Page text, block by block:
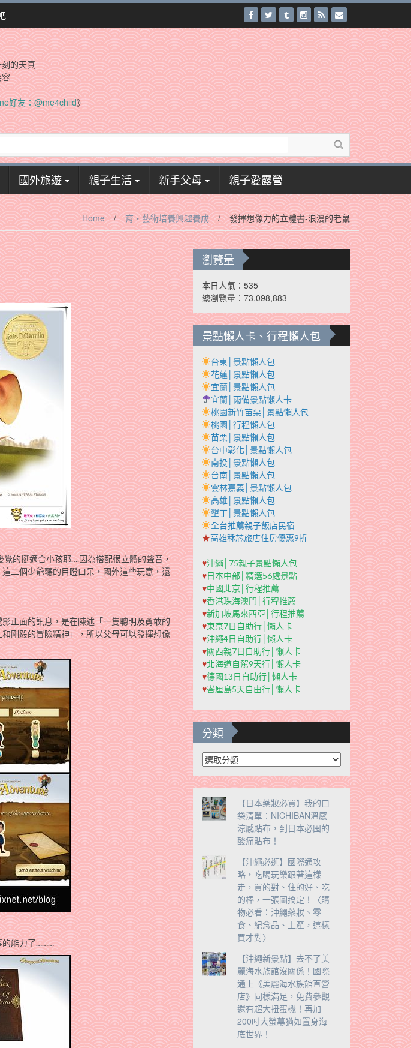
的天真
好友：@me4child》
國外旅遊 親子生活 新手父母 親子愛露營
Home / 育‧藝術培養興趣養成 / 發揮想像力的立體書-浪漫的老鼠
覺的挺適合小孩耶….因為搭配很立體的聲音，
二個少爺聽的目瞪口呆，國外這些玩意，還
正面的訊息，是在陳述「一隻聰明及勇敢的
剛毅的冒險精神」，所以父母可以發揮想像
的能力了………
瀏覽量
本日人氣：535
總瀏覽量：73,098,883
景點懶人卡、行程懶人包
台東│景點懶人包
花蓮│景點懶人包
宜蘭│景點懶人包
宜蘭│雨備景點懶人卡
桃園新竹苗栗│景點懶人包
桃園│行程懶人包
苗栗│景點懶人包
台中彰化│景點懶人包
南投│景點懶人包
台南│景點懶人包
雲林嘉義│景點懶人包
高雄│景點懶人包
墾丁│景點懶人包
全台推薦親子飯店民宿
★高雄秝芯旅店住房優惠9折
–
♥沖繩│75親子景點懶人包
♥日本中部│精選56處景點
♥中國北京│行程推薦
♥香港珠海澳門│行程推薦
♥新加坡馬來西亞│行程推薦
♥東京7日自助行│懶人卡
♥沖繩4日自助行│懶人卡
♥關西親7日自助行│懶人卡
♥北海道自駕9天行│懶人卡
♥德國13日自助行│懶人卡
♥峇厘島5天自由行│懶人卡
分類
分
類
【日本藥妝必買】我的口
袋清單：NICHIBAN溫感
涼感貼布，到日本必囤的
酸痛貼布！
【沖繩必逛】國際通攻
略，吃喝玩樂跟著這樣
走，買的對、住的好、吃
的棒，一張圖搞定！〈購
物必看：沖繩藥妝、零
食、紀念品、土產，這樣
買才對〉
【沖繩新景點】去不了美
麗海水族館沒關係！國際
通上《美麗海水族館直營
店》同樣滿足，免費參觀
還有超大扭蛋機！再加
200吋大螢幕猶如置身海
底世界！